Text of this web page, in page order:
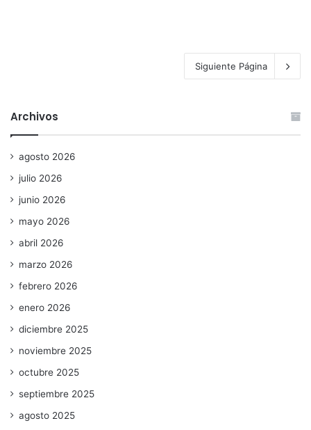
Siguiente Página
Archivos
agosto 2026
julio 2026
junio 2026
mayo 2026
abril 2026
marzo 2026
febrero 2026
enero 2026
diciembre 2025
noviembre 2025
octubre 2025
septiembre 2025
agosto 2025